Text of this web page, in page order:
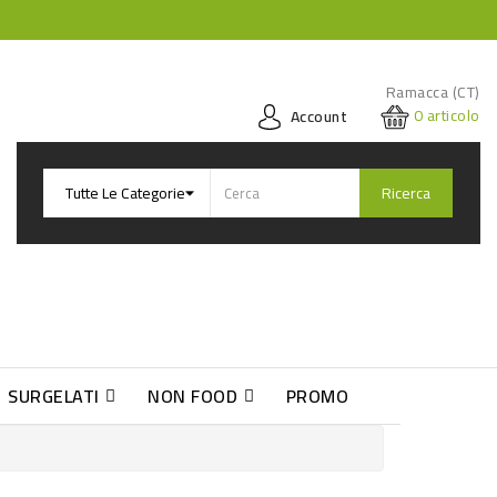
Ramacca (CT)
Account
0articolo
Ricerca
SURGELATI NON FOOD PROMO